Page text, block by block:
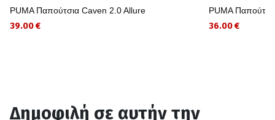
PUMA Παπούτσια Caven 2.0 Allure
39.00 €
PUMA
36.00 €
Δημοφιλή σε αυτήν την